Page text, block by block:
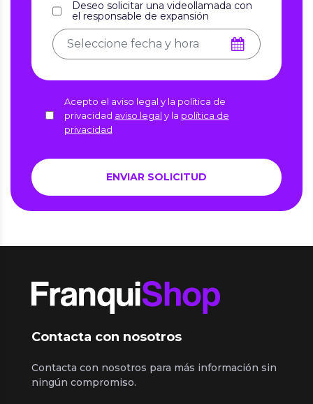
Deseo solicitar una videollamada con
el responsable de expansión
Acepto el aviso legal y la política de
privacidad aviso legal y la política de
privacidad
Contacta con nosotros
Contacta con nosotros para más información sin
ningún compromiso.